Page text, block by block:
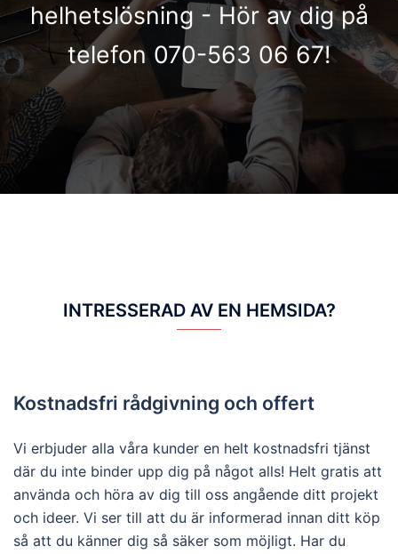
helhetslösning - Hör av dig på
telefon 070-563 06 67!
INTRESSERAD AV EN HEMSIDA?
Kostnadsfri rådgivning och offert
Vi erbjuder alla våra kunder en helt kostnadsfri tjänst
där du inte binder upp dig på något alls! Helt gratis att
använda och höra av dig till oss angående ditt projekt
och ideer. Vi ser till att du är informerad innan ditt köp
så att du känner dig så säker som möjligt. Har du